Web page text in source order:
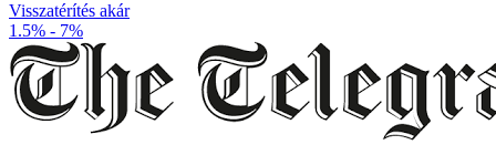
Visszatérítés akár
1.5% - 7%